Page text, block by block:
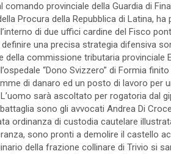
comando provinciale della Guardia di
Procura della Repubblica di Latina,
di due uffici cardine del Fisco
una precisa strategia difensiva
della commissione tributaria provinciale
“Dono Svizzero” di Formia
di danaro ed un posto di lavoro per
sarà ascoltato per rogatoria dal
sono gli avvocati Andrea Di
ordinanza di custodia cautelare
sono pronti a demolire il castello
della frazione collinare di Trivio si